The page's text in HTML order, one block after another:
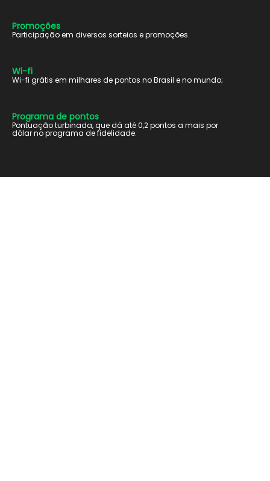
Promoções
Participação em diversos sorteios e promoções.
Wi-fi
Wi-fi grátis em milhares de pontos no Brasil e no mundo;
Programa de pontos
Pontuação turbinada, que dá até 0,2 pontos a mais por
dólar no programa de fidelidade.